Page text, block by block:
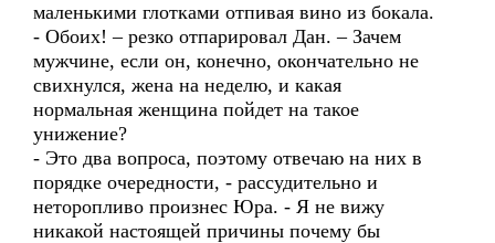
маленькими глотками отпивая вино из бокала.
- Обоих! – резко отпарировал Дан. – Зачем
мужчине, если он, конечно, окончательно не
свихнулся, жена на неделю, и какая
нормальная женщина пойдет на такое
унижение?
- Это два вопроса, поэтому отвечаю на них в
порядке очередности, - рассудительно и
неторопливо произнес Юра. - Я не вижу
никакой настоящей причины почему бы